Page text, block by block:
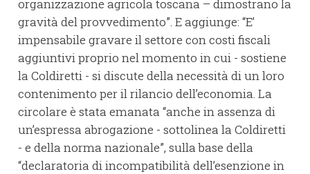
organizzazione agricola toscana – dimostrano la
gravità del provvedimento”. E aggiunge: “E’
impensabile gravare il settore con costi fiscali
aggiuntivi proprio nel momento in cui - sostiene
la Coldiretti - si discute della necessità di un loro
contenimento per il rilancio dell’economia. La
circolare è stata emanata “anche in assenza di
un’espressa abrogazione - sottolinea la Coldiretti
- e della norma nazionale”, sulla base della
“declaratoria di incompatibilità dell’esenzione in